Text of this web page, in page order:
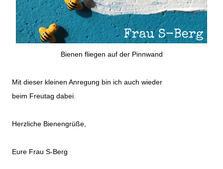
Bienen fliegen auf der Pinnwand
Mit dieser kleinen Anregung bin ich auch wieder
beim Freutag dabei.
Herzliche Bienengrüße,
Eure Frau S-Berg